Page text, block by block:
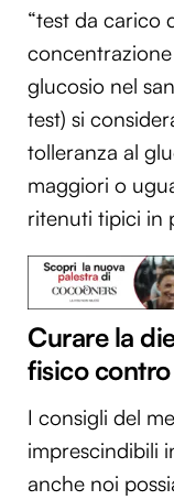
“test da carico
glucosio nel
test) si
tolleranza al
maggiori o
ritenuti tipici in
Curare la
fisico
I consigli del
imprescindibili
anche noi